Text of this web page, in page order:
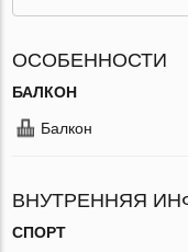
ОСОБЕННОСТИ
БАЛКОН
Балкон
ВНУТРЕННЯЯ
СПОРТ